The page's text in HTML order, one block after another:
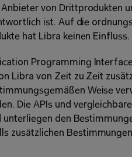
von Drittprodukten
ist. Auf die
hat Libra keinen Einfluss.
Programming
Libra von Zeit zu Zeit
Weise
Die APIs und
unterliegen den
zusätzlichen